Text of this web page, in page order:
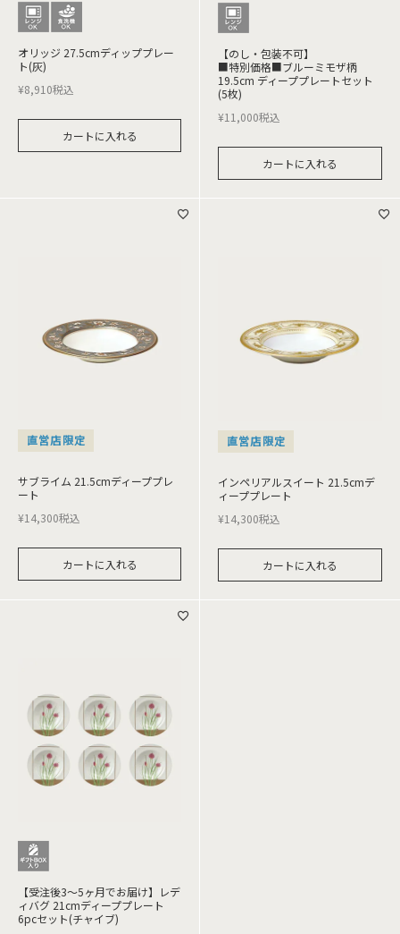
オリッジ 27.5cmディッププレー
ト(灰)
¥8,910税込
カートに入れる
【のし・包装不可】
■特別価格■ブルーミモザ柄
19.5cm ディーププレートセット
(5枚)
¥11,000税込
カートに入れる
直営店限定
サブライム 21.5cmディーププレ
ート
¥14,300税込
カートに入れる
直営店限定
インペリアルスイート 21.5cmデ
ィーププレート
¥14,300税込
カートに入れる
【受注後3～5ヶ月でお届け】レデ
ィバグ 21cmディーププレート
6pcセット(チャイブ)